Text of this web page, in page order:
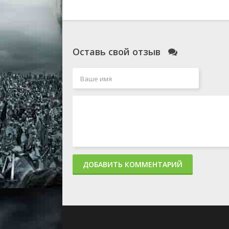
Оставь свой отзыв
ДОБАВИТЬ КОММЕНТАРИЙ